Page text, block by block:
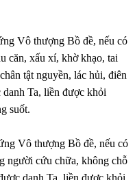
Vô thượng Bồ đề, nếu có
căn, xấu xí, khờ khạo, tai
tật nguyền, lác hủi, điên
Ta, liền được khỏi
suốt.
Vô thượng Bồ đề, nếu có
người cứu chữa, không chỗ